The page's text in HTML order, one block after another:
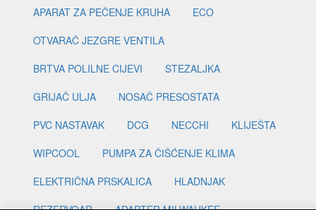
APARAT ZA PEČENJE KRUHA
ECO
OTVARAČ JEZGRE VENTILA
BRTVA POLILNE CIJEVI
STEZALJKA
GRIJAČ ULJA
NOSAČ PRESOSTATA
PVC NASTAVAK
DCG NECCHI
KLIJEŠTA
WIPCOOL
PUMPA ZA ČIŠĆENJE KLIMA
ELEKTRIČNA PRSKALICA
HLADNJAK